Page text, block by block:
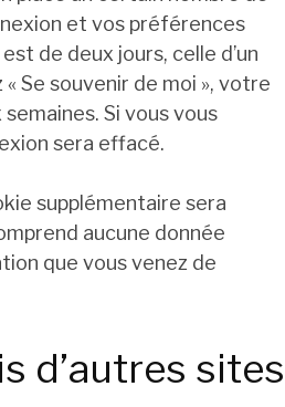
et vos préférences
de deux jours, celle d’un
« Se souvenir de moi », votre
Si vous vous
sera effacé.
supplémentaire sera
aucune donnée
que vous venez de
d’autres sites